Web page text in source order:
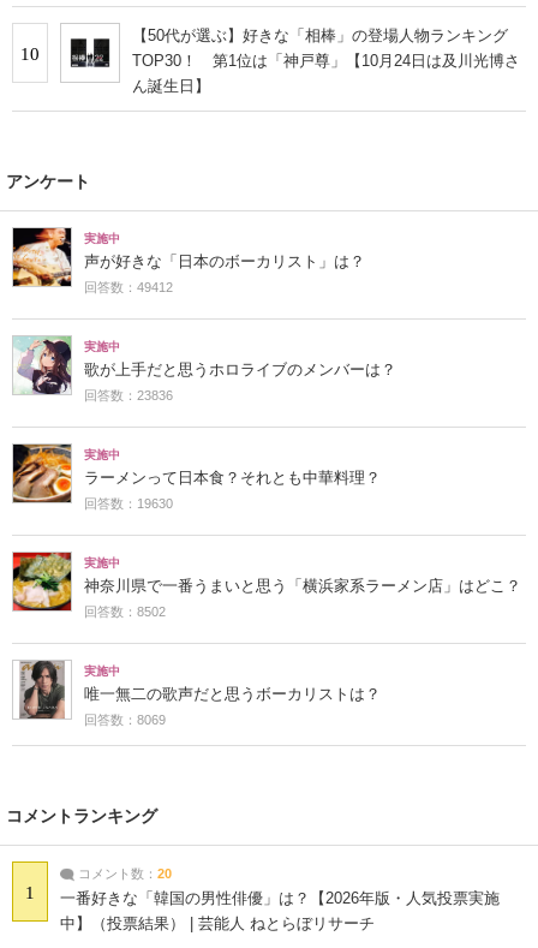
10
【50代が選ぶ】好きな「相棒」の登場人物ランキング
TOP30！ 第1位は「神戸尊」【10月24日は及川光博さ
ん誕生日】
アンケート
実施中
声が好きな「日本のボーカリスト」は？
回答数：49412
実施中
歌が上手だと思うホロライブのメンバーは？
回答数：23836
実施中
ラーメンって日本食？それとも中華料理？
回答数：19630
実施中
神奈川県で一番うまいと思う「横浜家系ラーメン店」はどこ？
回答数：8502
実施中
唯一無二の歌声だと思うボーカリストは？
回答数：8069
コメントランキング
1
コメント数： 20
一番好きな「韓国の男性俳優」は？【2026年版・人気投票実施
中】（投票結果） | 芸能人 ねとらぼリサーチ